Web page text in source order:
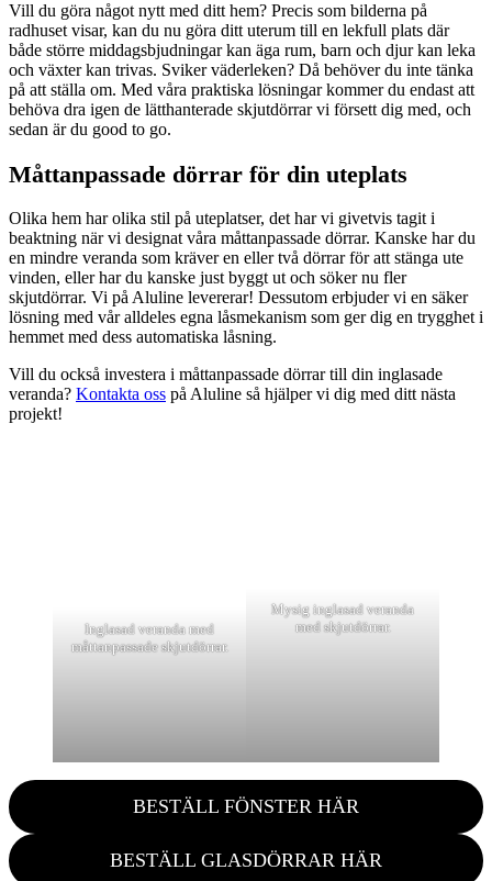
Vill du göra något nytt med ditt hem? Precis som bilderna på
radhuset visar, kan du nu göra ditt uterum till en lekfull plats där
både större middagsbjudningar kan äga rum, barn och djur kan leka
och växter kan trivas. Sviker väderleken? Då behöver du inte tänka
på att ställa om. Med våra praktiska lösningar kommer du endast att
behöva dra igen de lätthanterade skjutdörrar vi försett dig med, och
sedan är du good to go.
Måttanpassade dörrar för din uteplats
Olika hem har olika stil på uteplatser, det har vi givetvis tagit i
beaktning när vi designat våra måttanpassade dörrar. Kanske har du
en mindre veranda som kräver en eller två dörrar för att stänga ute
vinden, eller har du kanske just byggt ut och söker nu fler
skjutdörrar. Vi på Aluline levererar! Dessutom erbjuder vi en säker
lösning med vår alldeles egna låsmekanism som ger dig en trygghet i
hemmet med dess automatiska låsning.
Vill du också investera i måttanpassade dörrar till din inglasade
veranda? Kontakta oss på Aluline så hjälper vi dig med ditt nästa
projekt!
Inglasad veranda med
måttanpassade skjutdörrar.
Mysig inglasad veranda
med skjutdörrar.
BESTÄLL FÖNSTER HÄR
BESTÄLL GLASDÖRRAR HÄR